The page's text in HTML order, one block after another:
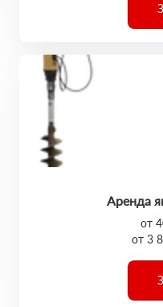
Аренда
от
от 3